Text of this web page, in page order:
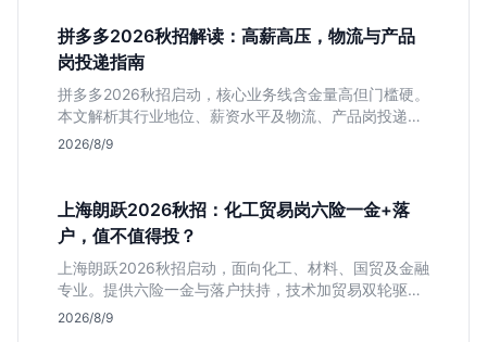
拼多多2026秋招解读：高薪高压，物流与产品
岗投递指南
拼多多2026秋招启动，核心业务线含金量高但门槛硬。
本文解析其行业地位、薪资水平及物流、产品岗投递策
略，助你判断是否适合这种高强度职业起步。
2026/8/9
上海朗跃2026秋招：化工贸易岗六险一金+落
户，值不值得投？
上海朗跃2026秋招启动，面向化工、材料、国贸及金融
专业。提供六险一金与落户扶持，技术加贸易双轮驱动
模式稳定性高。本文解读岗位需求与福利含金量，帮应
2026/8/9